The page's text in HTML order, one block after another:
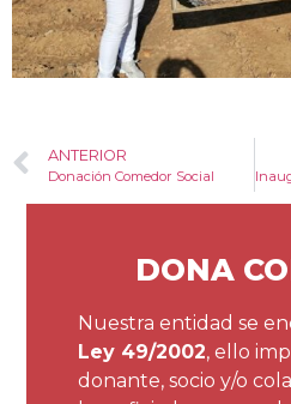
ANTERIOR
Donación Comedor Social
DONA
Nuestra entidad se
Ley 49/2002, ello
donante, socio y/o